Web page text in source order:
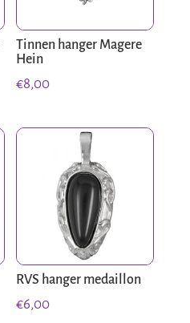
Tinnen hanger Magere
Hein
€8,00
RVS hanger medaillon
€6,00